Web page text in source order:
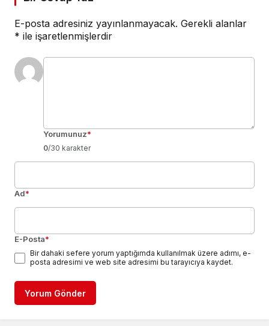
E-posta adresiniz yayınlanmayacak. Gerekli alanlar
* ile işaretlenmişlerdir
Yorumunuz*
0/30 karakter
Ad*
E-Posta*
Bir dahaki sefere yorum yaptığımda kullanılmak üzere adımı, e-
posta adresimi ve web site adresimi bu tarayıcıya kaydet.
Yorum Gönder